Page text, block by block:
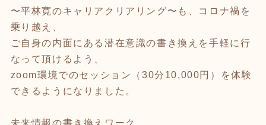
〜平林寛のキャリアクリアリング〜も、コロナ禍を
乗り越え、
ご自身の内面にある潜在意識の書き換えを手軽に行
なって頂けるよう、
zoom環境でのセッション（30分10,000円）を体験
できるようになりました。
未来情報の書き換えワーク